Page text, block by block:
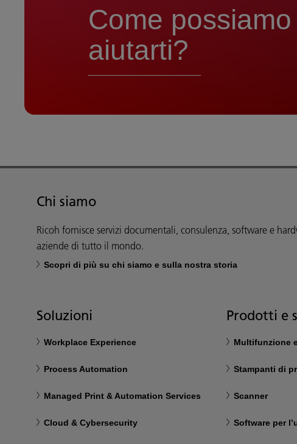
Come possiamo
aiutarti?
Chi siamo
Ricoh fornisce servizi documentali, consulenza, software e
aziende di tutto il mondo.
Scopri di più su chi siamo e sulla nostra storia
Soluzioni
Workplace Experience
Process Automation
Managed Print & Automation Services
Cloud & Cybersecurity
Prodotti e
Multifunzione
Stampanti di
Scanner
Software per